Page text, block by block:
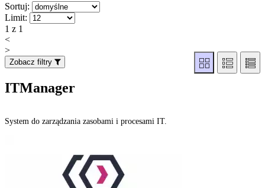
Sortuj:
Limit:
1 z 1
<
>
Zobacz filtry
ITManager
System do zarządzania zasobami i procesami IT.